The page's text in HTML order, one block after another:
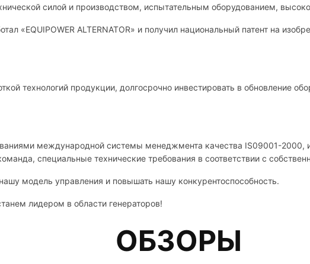
силой и производством, испытательным оборудованием,
«EQUIPOWER ALTERNATOR» и получил национальный патент на
технологий продукции, долгосрочно инвестировать в обновление
международной системы менеджмента качества IS09001-2000,
специальные технические требования в соответствии с
модель управления и повышать нашу конкурентоспособность.
лидером в области генераторов!
ОБЗОРЫ